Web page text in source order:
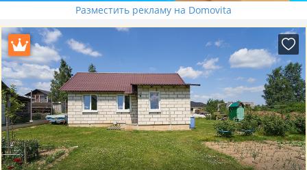
Разместить рекламу на Domovita